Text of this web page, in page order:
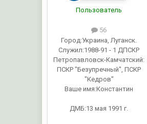
Пользователь
56
Город:Украина, Луганск.
Служил:1988-91 - 1 ДПСКР
Петропавловск-Камчатский:
ПСКР "Безупречный", ПСКР
"Кедров"
Ваше имя:Константин
ДМБ:13 мая 1991 г.